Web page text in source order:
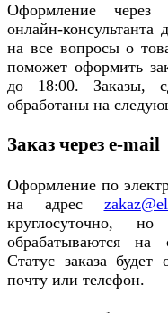
Оформление через
онлайн-
на все вопросы о
поможет оформить
до 18:00. Заказы,
обработаны на
Заказ через e-mail
Оформление по
на адрес
круглосуточно,
обрабатываются
Статус заказа
почту или телефон.